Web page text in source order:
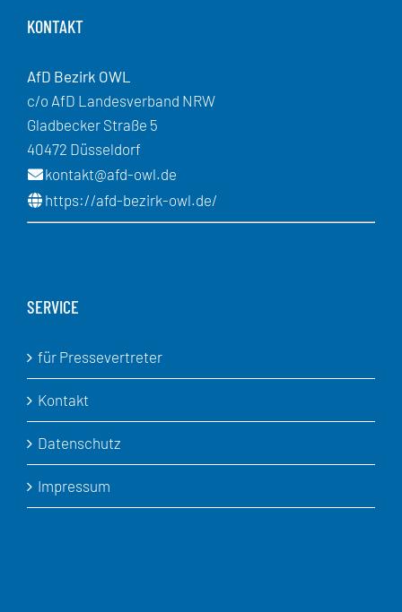
KONTAKT
AfD Bezirk OWL
c/o AfD Landesverband NRW
Gladbecker Straße 5
40472 Düsseldorf
kontakt@afd-owl.de
https://afd-bezirk-owl.de/
SERVICE
für Pressevertreter
Kontakt
Datenschutz
Impressum